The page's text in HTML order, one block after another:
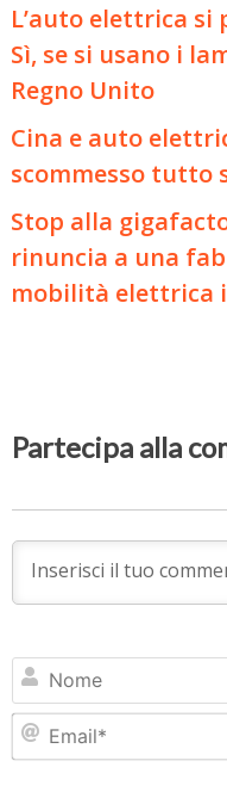
L’auto elettrica si
Sì, se si usano i
Regno Unito
Cina e auto
scommesso tutto
Stop alla
rinuncia a una
mobilità elettrica
Partecipa alla